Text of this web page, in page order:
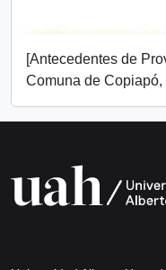
[Antecedentes de
Comuna de